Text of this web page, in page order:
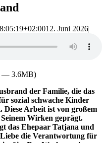
12. Juni 2026|
— 3.6MB)
der Familie, die das
sozial schwache Kinder
Arbeit ist von großem
Wirken geprägt.
das Ehepaar Tatjana und
die Verantwortung für